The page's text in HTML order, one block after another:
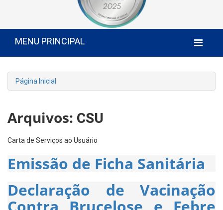
MENU PRINCIPAL
Página Inicial
Arquivos: CSU
Carta de Serviços ao Usuário
Emissão de Ficha Sanitária
Declaração de Vacinação